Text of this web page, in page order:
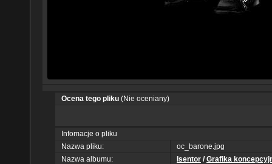
Ocena tego pliku (Nie oceniany)
Infomacje o pliku
Nazwa pliku:
oc_barone.jpg
Nazwa albumu:
Isentor /Grafika